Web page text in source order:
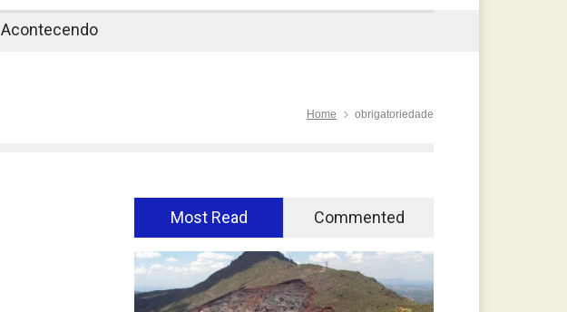
Acontecendo
Home obrigatoriedade
Most Read Commented